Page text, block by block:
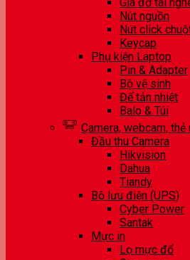
Nút nguồn
Nút click
Keycap
Phụ kiện Laptop
Pin & Adapter
Bộ vệ sinh
Đế tản nhiệt
Balo & Túi
Camera, webcam, thẻ
Đầu thu Camera
Hikvision
Dahua
Tiandy
Bộ lưu điện (UPS)
Cyber Power
Santak
Mực in
Lọ mực đổ